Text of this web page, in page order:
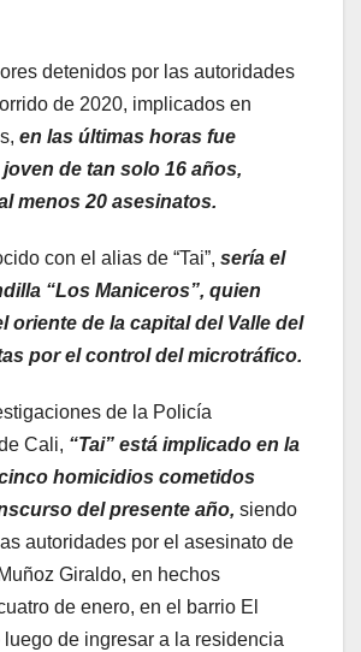
detenidos por las autoridades
de 2020, implicados en
en las últimas horas fue
de tan solo 16 años,
menos 20 asesinatos.
con el alias de “Tai”, sería el
“Los Maniceros”, quien
oriente de la capital del Valle del
por el control del microtráfico.
de la Policía
Cali, “Tai” está implicado en la
homicidios cometidos
del presente año, siendo
autoridades por el asesinato de
Giraldo, en hechos
de enero, en el barrio El
de ingresar a la residencia